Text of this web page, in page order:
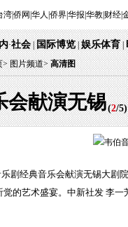
湾|侨网 华人 侨界|华报 华教| 财经|
·社会|国际博览|娱乐体育|
>图片频道> 高清图
会献演无锡(2/5)
乐剧经典音乐会献演无锡大
的艺术盛宴。中新社发 李一